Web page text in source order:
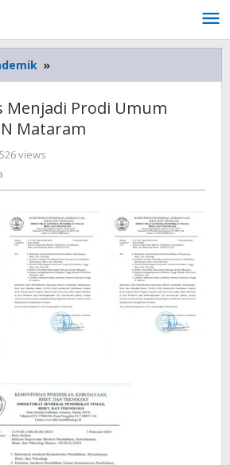
»
Bisnis
Menjadi
Prodi
Umum
Menjadi Prodi Umum
Mataram
526 views